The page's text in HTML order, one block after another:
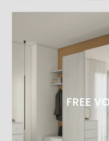
FREE